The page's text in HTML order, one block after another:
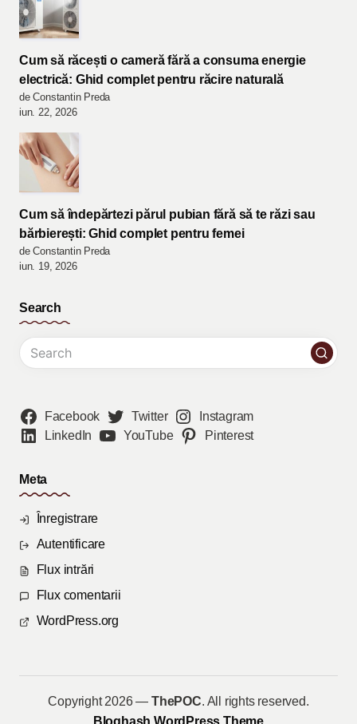
Cum să răcești o cameră fără a consuma energie
electrică: Ghid complet pentru răcire naturală
de Constantin Preda
iun. 22, 2026
Cum să îndepărtezi părul pubian fără să te răzi sau
bărbierești: Ghid complet pentru femei
de Constantin Preda
iun. 19, 2026
Search
Facebook Twitter
Instagram
LinkedIn
YouTube Pinterest
Meta
Înregistrare
Autentificare
Flux intrări
Flux comentarii
WordPress.org
Copyright 2026 —ThePOC. All rights reserved.
Bloghash WordPress Theme